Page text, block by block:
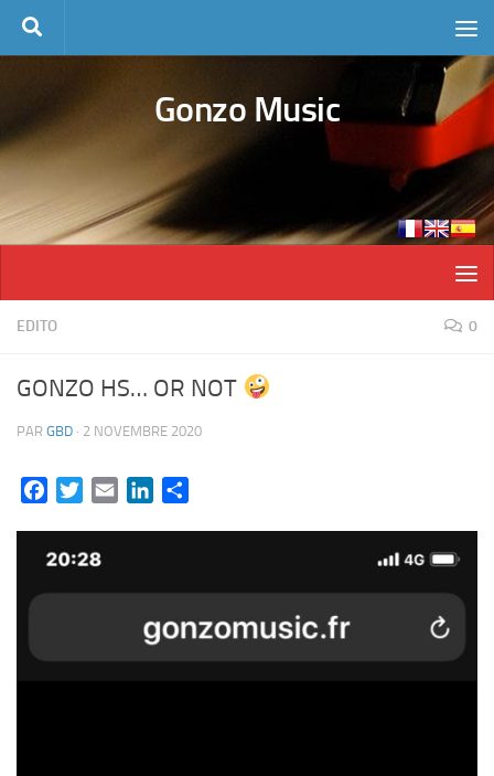
Skip to content
Gonzo Music
EDITO 0
GONZO HS… OR NOT
PAR GBD · 2 NOVEMBRE 2020
FacebookTwitterEmail LinkedIn